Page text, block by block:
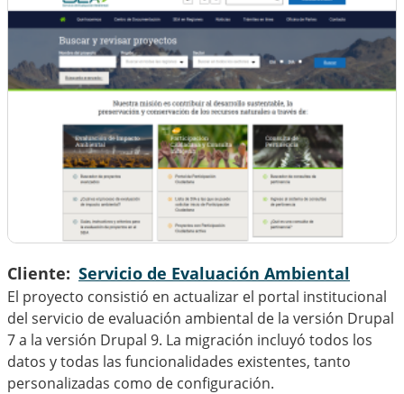
Cliente Servicio de Evaluación Ambiental
El proyecto consistió en actualizar el portal institucional
del servicio de evaluación ambiental de la versión Drupal
7 a la versión Drupal 9. La migración incluyó todos los
datos y todas las funcionalidades existentes, tanto
personalizadas como de configuración.